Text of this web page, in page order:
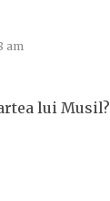
am
lui Musil?